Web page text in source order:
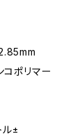
2.85mm
コポリマー
ル±